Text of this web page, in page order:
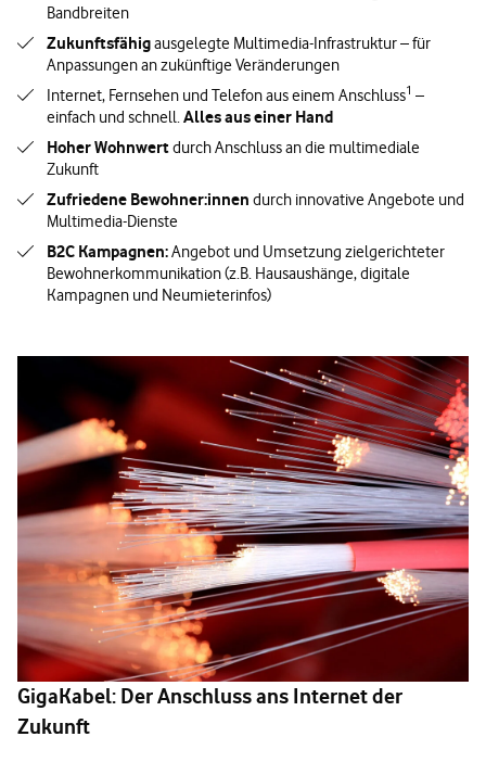
Bandbreiten
Zukunftsfähigausgelegte Multimedia-Infrastruktur – für
Anpassungen an zukünftige Veränderungen
Internet, Fernsehen und Telefon aus einem Anschluss1 –
einfach und schnell.Alles aus einer Hand
Hoher Wohnwertdurch Anschluss an die multimediale
Zukunft
Zufriedene Bewohner:innen durch innovative Angebote und
Multimedia-Dienste
B2C Kampagnen:Angebot und Umsetzung zielgerichteter
Bewohnerkommunikation (z.B. Hausaushänge, digitale
Kampagnen und Neumieterinfos)
GigaKabel: Der Anschluss ans Internet der
Zukunft